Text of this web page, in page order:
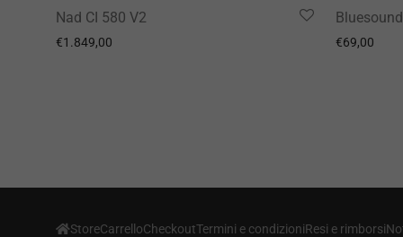
Nad CI 580 V2
€1.849,00
Bluesound
€69,00
StoreCarrelloCheckoutTermini e condizioniResi e rimborsi